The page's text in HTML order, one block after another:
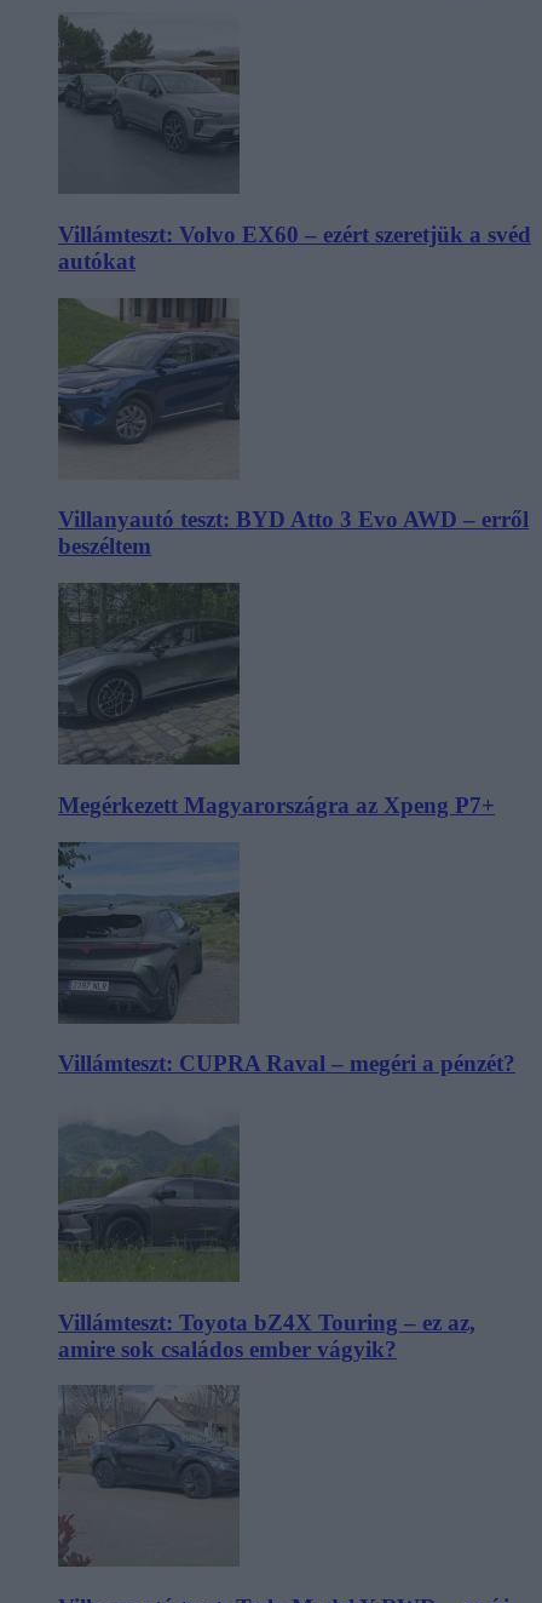
Villámteszt: Volvo EX60 – ezért szeretjük a svéd
autókat
Villanyautó teszt: BYD Atto 3 Evo AWD – erről
beszéltem
Megérkezett Magyarországra az Xpeng P7+
Villámteszt: CUPRA Raval – megéri a pénzét?
Villámteszt: Toyota bZ4X Touring – ez az,
amire sok családos ember vágyik?